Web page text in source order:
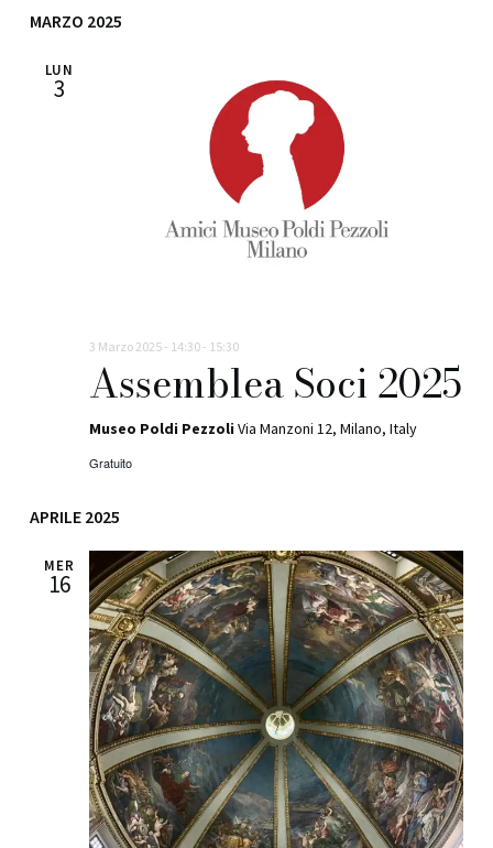
MARZO 2025
LUN
3
Assemblea Soci 2025
3 Marzo 2025 - 14:30- 15:30
Museo Poldi Pezzoli Via Manzoni 12, Milano, Italy
Gratuito
APRILE 2025
MER
16